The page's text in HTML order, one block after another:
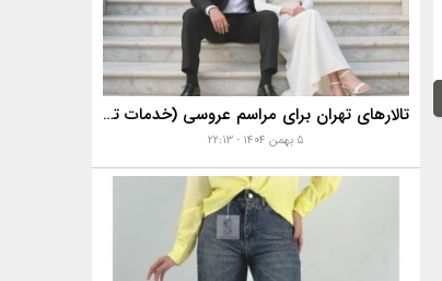
تالارهای تهران برای مراسم عروسی (خدمات تالارهای برتر)
۵ بهمن ۱۴۰۴ - ۲۲:۱۳